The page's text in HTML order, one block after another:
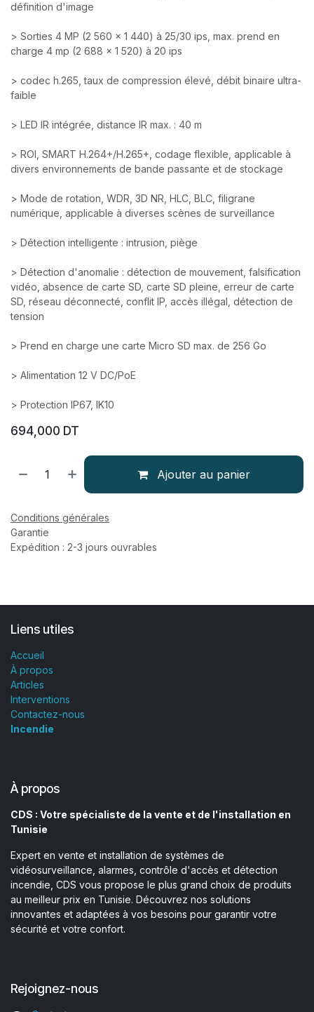
définition d'image
> Sorties 4 MP (2 560 × 1 440) à 25/30 ips, max. prend en
charge 4 mp (2 688 × 1 520) à 20 ips
> codec h.265, taux de compression élevé, débit binaire ultra-
faible
> LED IR intégrée, distance IR max. : 40 m
> ROI, SMART H.264+/H.265+, codage flexible, applicable à
divers environnements de bande passante et de stockage
> Mode de rotation, WDR, 3D NR, HLC, BLC, filigrane
numérique, applicable à diverses scènes de surveillance
> Détection intelligente : intrusion, piège
> Détection d'anomalie : détection de mouvement, falsification
vidéo, absence de carte SD, carte SD pleine, erreur de carte
SD, réseau déconnecté, conflit IP, accès illégal, détection de
tension
> Prend en charge une carte Micro SD max. de 256 Go
> Alimentation 12 V DC/PoE
> Protection IP67, IK10
694,000 DT
Ajouter au panier
Conditions générales
Garantie
Expédition : 2-3 jours ouvrables
Liens utiles
Accueil
À propos
Articles
Interventions
Contactez-nous
Incendie
À propos
CDS : Votre spécialiste de la vente et de l'installation en
Tunisie
Expert en vente et installation de systèmes de
vidéosurveillance, alarmes, contrôle d'accès et détection
incendie, CDS vous propose le plus grand choix de produits
au meilleur prix en Tunisie. Découvrez nos solutions
innovantes et adaptées à vos besoins pour garantir votre
sécurité et votre confort.
Rejoignez-nous